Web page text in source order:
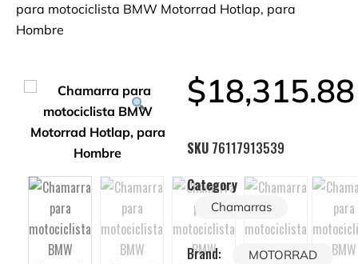
para motociclista BMW Motorrad Hotlap, para
Hombre
$18,315.88
SKU 76117913539
Category
Chamarras
Brand: MOTORRAD